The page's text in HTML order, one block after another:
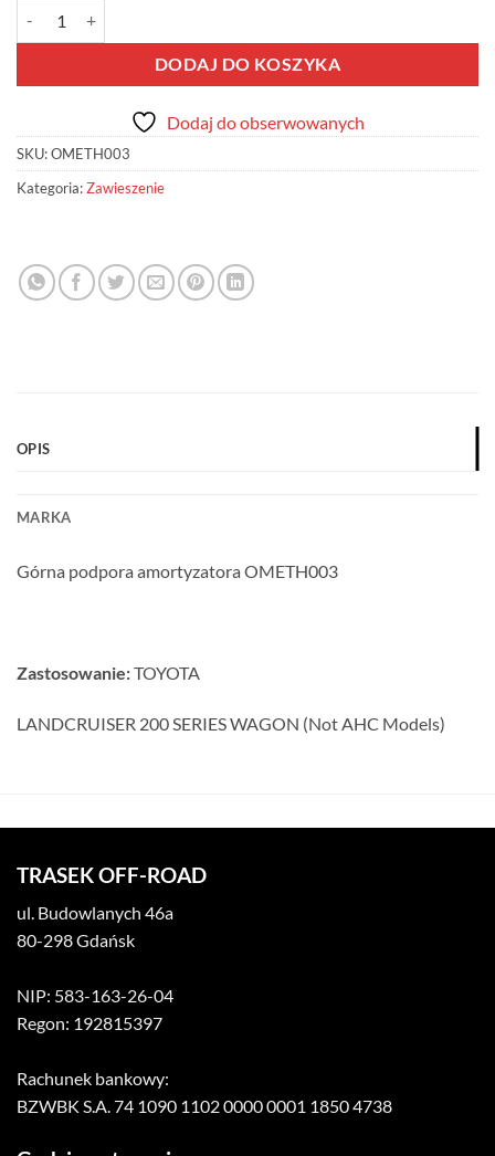
DODAJ DO KOSZYKA
Alternative:
Dodaj do obserwowanych
SKU:OMETH003
Kategoria:Zawieszenie
OPIS
MARKA
Górna podpora amortyzatora OMETH003
Zastosowanie:TOYOTA
LANDCRUISER 200 SERIES WAGON (Not AHC Models)
TRASEK OFF-ROAD
ul. Budowlanych 46a
80-298 Gdańsk
NIP: 583-163-26-04
Regon: 192815397
Rachunek bankowy:
BZWBK S.A. 74 1090 1102 0000 0001 1850 4738